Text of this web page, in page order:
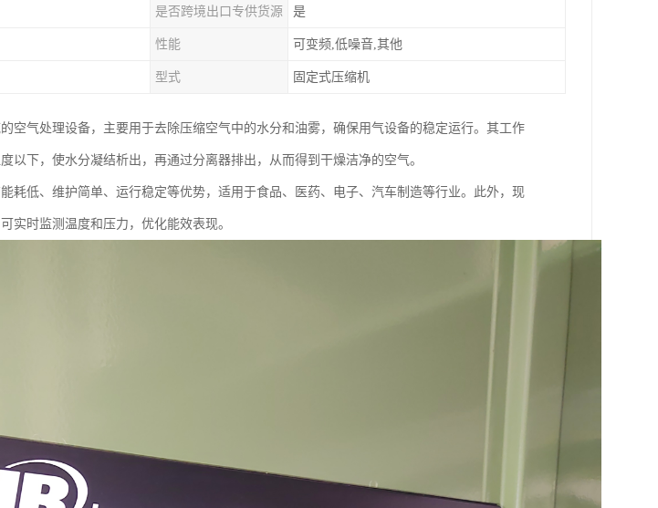
是否跨境出口专供货源 是
性能 可变频,低噪音,其他
型式 固定式压缩机
空气处理设备，主要用于去除压缩空气中的水分和油雾，确保用气设备的稳定运行。其工作
以下，使水分凝结析出，再通过分离器排出，从而得到干燥洁净的空气。
耗低、维护简单、运行稳定等优势，适用于食品、医药、电子、汽车制造等行业。此外，现
实时监测温度和压力，优化能效表现。